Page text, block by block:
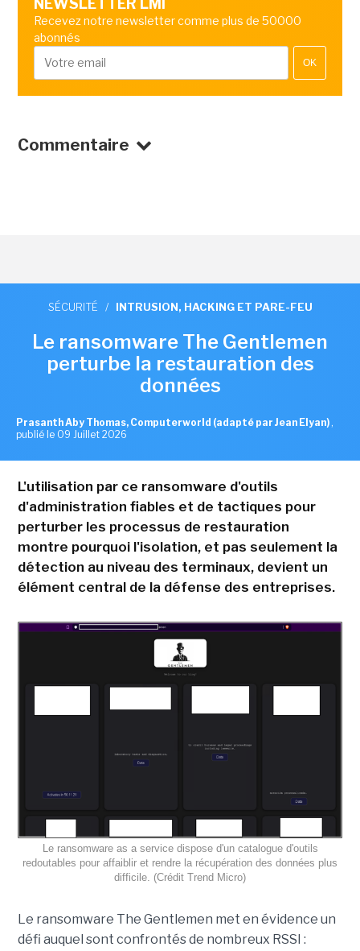
NEWSLETTER LMI
Recevez notre newsletter comme plus de 50000
abonnés
OK
Commentaire
SÉCURITÉ / INTRUSION, HACKING ET PARE-FEU
Le ransomware The Gentlemen
perturbe la restauration des
données
Prasanth Aby Thomas, Computerworld (adapté par Jean Elyan) ,
publié le 09 Juillet 2026
L'utilisation par ce ransomware d'outils
d'administration fiables et de tactiques pour
perturber les processus de restauration
montre pourquoi l'isolation, et pas seulement la
détection au niveau des terminaux, devient un
élément central de la défense des entreprises.
Le ransomware as a service dispose d'un catalogue d'outils
redoutables pour affaiblir et rendre la récupération des données plus
difficile. (Crédit Trend Micro)
Le ransomware The Gentlemen met en évidence un
défi auquel sont confrontés de nombreux RSSI :